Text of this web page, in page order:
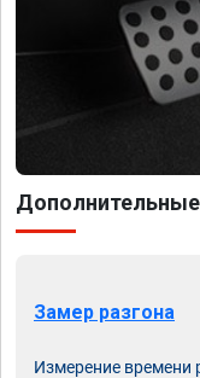
Замер разгона
Измерение времени